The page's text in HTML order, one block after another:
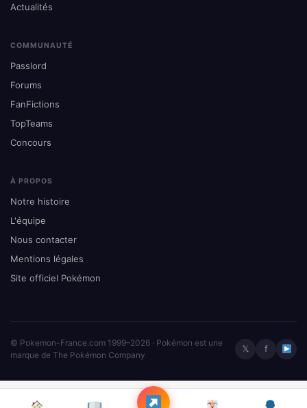
Actualités
COMMUNAUTÉ
Passlord
Forums
FanFictions
TopTeams
Concours
À PROPOS
Notre histoire
L'équipe
Nous contacter
Mentions légales
Site officiel Pokémon
© Pokemon-France.com 1999–2026 · Pokémon est une
marque de The Pokémon Company
𝕏 f